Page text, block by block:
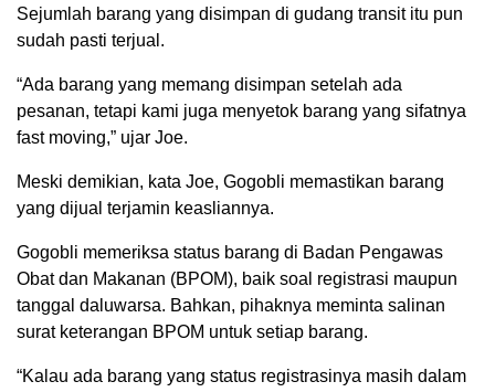
Sejumlah barang yang disimpan di gudang transit itu pun
sudah pasti terjual.
“Ada barang yang memang disimpan setelah ada
pesanan, tetapi kami juga menyetok barang yang sifatnya
fast moving,” ujar Joe.
Meski demikian, kata Joe, Gogobli memastikan barang
yang dijual terjamin keasliannya.
Gogobli memeriksa status barang di Badan Pengawas
Obat dan Makanan (BPOM), baik soal registrasi maupun
tanggal daluwarsa. Bahkan, pihaknya meminta salinan
surat keterangan BPOM untuk setiap barang.
“Kalau ada barang yang status registrasinya masih dalam